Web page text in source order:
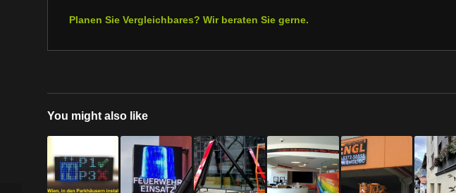
Planen Sie Vergleichbares? Wir beraten Sie gerne.
You might also like